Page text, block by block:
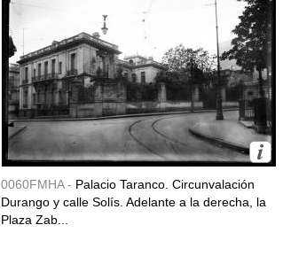
0060FMHA - Palacio Taranco. Circunvalación
Durango y calle Solís. Adelante a la derecha, la
Plaza Zab...